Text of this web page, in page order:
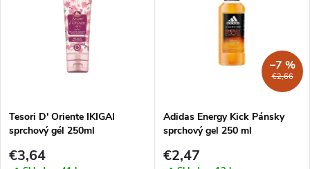
Tesori D' Oriente IKIGAI
sprchový gél 250ml
€3,64
€2,66
–7 %
Adidas Energy Kick Pánsky
sprchový gel 250 ml
€2,47